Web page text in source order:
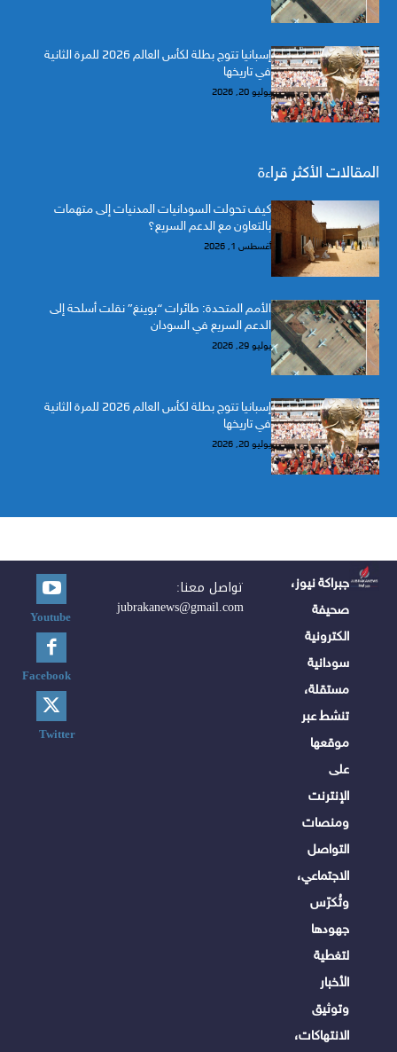
إسبانيا تتوج بطلة لكأس العالم 2026 للمرة الثانية
في تاريخها
يوليو 20, 2026
المقالات الأكثر قراءة
كيف تحولت السودانيات المدنيات إلى متهمات
بالتعاون مع الدعم السريع؟
أغسطس 1, 2026
الأمم المتحدة: طائرات “بوينغ” نقلت أسلحة إلى
الدعم السريع في السودان
يوليو 29, 2026
إسبانيا تتوج بطلة لكأس العالم 2026 للمرة الثانية
في تاريخها
يوليو 20, 2026
جبراكة نيوز،
صحيفة
الكترونية
سودانية
مستقلة،
تنشط عبر
موقعها
على
الإنترنت
ومنصات
التواصل
الاجتماعي،
وتُكرّس
جهودها
لتغطية
الأخبار
وتوثيق
الانتهاكات،
تواصل معنا:
jubrakanews@gmail.com
Youtube
Facebook
Twitter